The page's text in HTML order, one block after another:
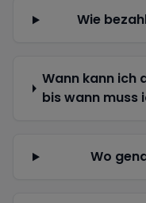
Wie
Wann kann ich
bis wann muss
Wo